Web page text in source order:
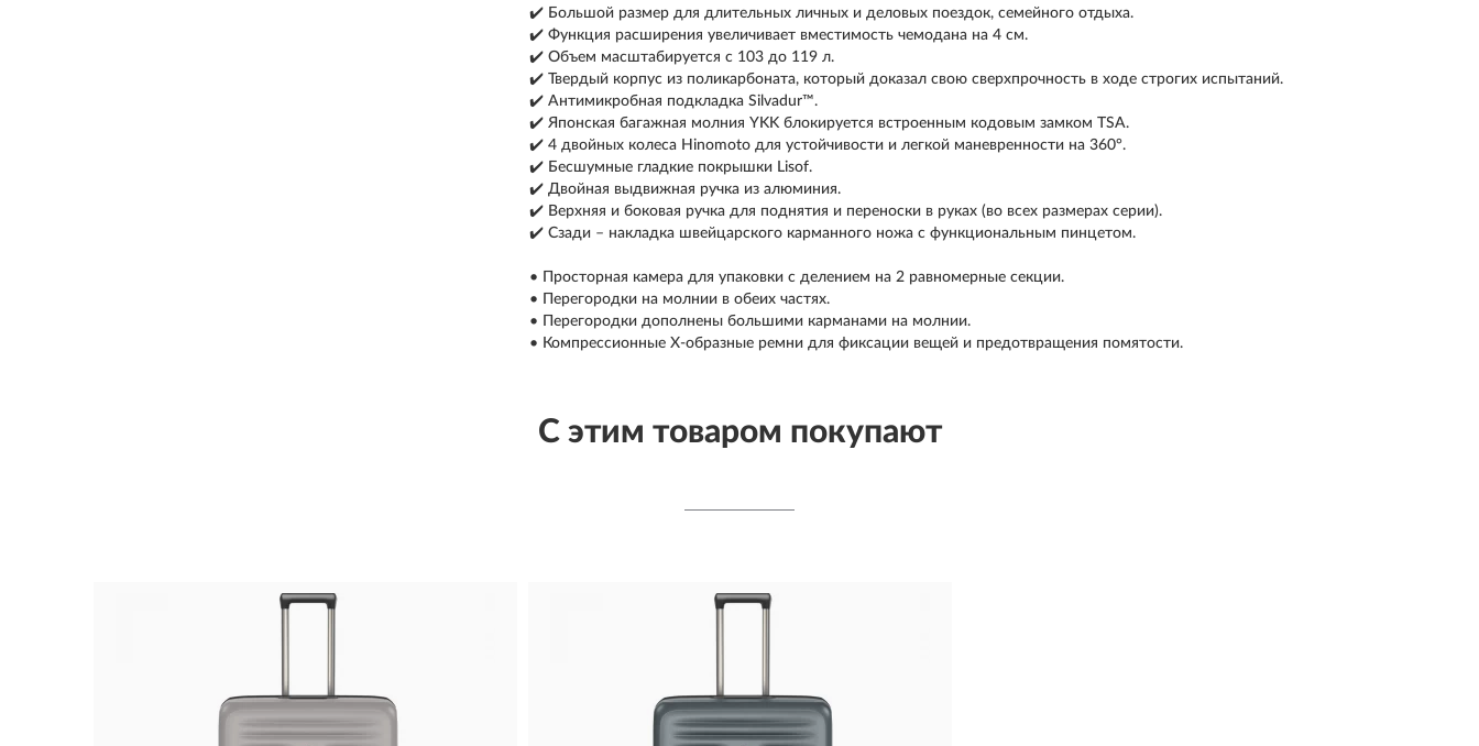
✔️ Большой размер для длительных личных и деловых поездок, семейного отдыха.
✔️ Функция расширения увеличивает вместимость чемодана на 4 см.
✔️ Объем масштабируется с 103 до 119 л.
✔️ Твердый корпус из поликарбоната, который доказал свою сверхпрочность в ходе строгих испытаний.
✔️ Антимикробная подкладка Silvadur™.
✔️ Японская багажная молния YKK блокируется встроенным кодовым замком TSA.
✔️ 4 двойных колеса Hinomoto для устойчивости и легкой маневренности на 360°.
✔️ Бесшумные гладкие покрышки Lisof.
✔️ Двойная выдвижная ручка из алюминия.
✔️ Верхняя и боковая ручка для поднятия и переноски в руках (во всех размерах серии).
✔️ Сзади – накладка швейцарского карманного ножа с функциональным пинцетом.
• Просторная камера для упаковки с делением на 2 равномерные секции.
• Перегородки на молнии в обеих частях.
• Перегородки дополнены большими карманами на молнии.
• Компрессионные Х-образные ремни для фиксации вещей и предотвращения помятости.
С этим товаром покупают